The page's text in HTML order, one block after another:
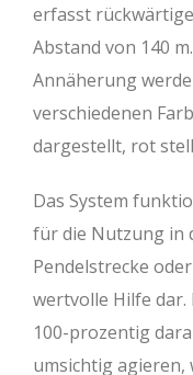
erfasst
Abstand von 140
Annäherung
verschiedenen
dargestellt, rot
Das System
für die Nutzung in
Pendelstrecke
wertvolle Hilfe
100-prozentig
umsichtig agieren,